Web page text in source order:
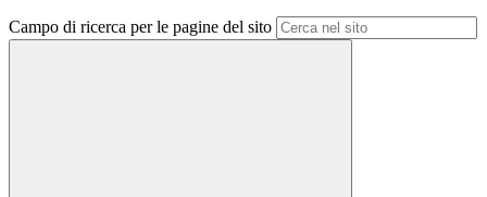
Campo di ricerca per le pagine del sito